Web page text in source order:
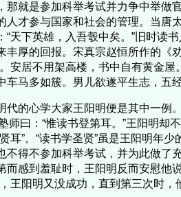
就是参加科举考试并力争中举做
人才参与国家和社会的管理。当唐
天下英雄，入吾彀中矣。”旧时读书
厚的回报。宋真宗赵恒所作的《
安居不用架高楼，书中自有黄金屋
马多如簇。男儿欲遂平生志，五
的心学大家王阳明便是其中一例
师曰：“惟读书登第耳。”王阳明却
耳”。“读书学圣贤”虽是王阳明年
不得不参加科举考试，并为此做了
感到羞耻时，王阳明反而安慰他
王阳明又没成功，直到第三次时，